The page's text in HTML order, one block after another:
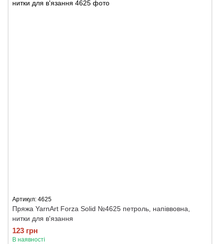
Артикул: 4625
Пряжа YarnArt Forza Solid №4625 петроль, напіввовна,
нитки для в'язання
123 грн
В наявності